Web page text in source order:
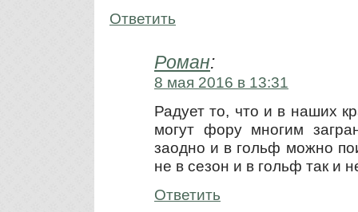
Ответить
Роман:
8 мая 2016 в 13:31
Радует то, что и в наших
могут фору многим
заодно и в гольф можно
не в сезон и в гольф так и
Ответить